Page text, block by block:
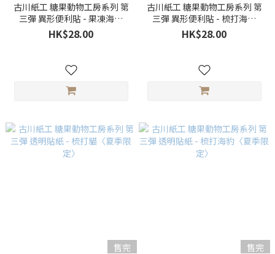
古川紙工 糖果動物工房系列 第
三彈 異形便利貼 - 果凍海豹
〈夏季限定〉
HK$28.00
古川紙工 糖果動物工房系列 第
三彈 異形便利貼 - 梳打海豹
〈夏季限定〉
HK$28.00
售完
售完